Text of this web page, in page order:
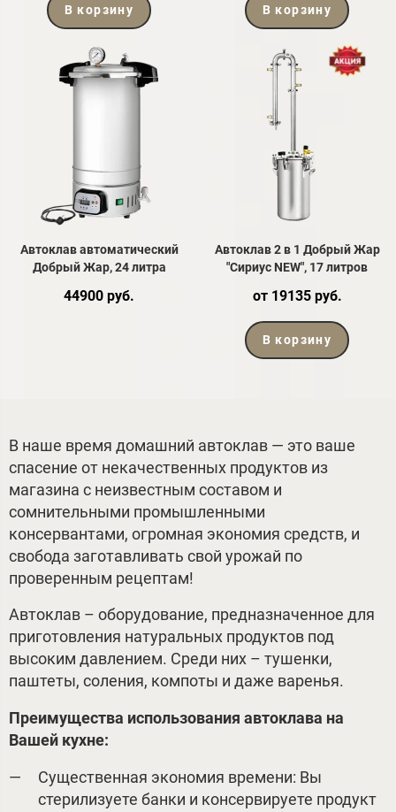
В корзину В корзину
Автоклав автоматический
Добрый Жар, 24 литра
44900 руб.
Автоклав 2 в 1 Добрый Жар
"Сириус NEW", 17 литров
от 19135 руб.
В корзину
В наше время домашний автоклав — это ваше
спасение от некачественных продуктов из
магазина с неизвестным составом и
сомнительными промышленными
консервантами, огромная экономия средств, и
свобода заготавливать свой урожай по
проверенным рецептам!
Автоклав – оборудование, предназначенное для
приготовления натуральных продуктов под
высоким давлением. Среди них – тушенки,
паштеты, соления, компоты и даже варенья.
Преимущества использования автоклава на
Вашей кухне:
Существенная экономия времени: Вы
стерилизуете банки и консервируете продукт